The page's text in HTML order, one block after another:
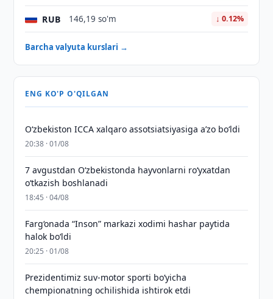
RUB 146,19 so'm ↓ 0.12%
Barcha valyuta kurslari →
ENG KO'P O'QILGAN
O‘zbekiston ICCA xalqaro assotsiatsiyasiga aʼzo bo‘ldi
20:38 · 01/08
7 avgustdan O‘zbekistonda hayvonlarni ro‘yxatdan
o‘tkazish boshlanadi
18:45 · 04/08
Farg‘onada “Inson” markazi xodimi hashar paytida
halok bo‘ldi
20:25 · 01/08
Prezidentimiz suv-motor sporti bo‘yicha
chempionatning ochilishida ishtirok etdi